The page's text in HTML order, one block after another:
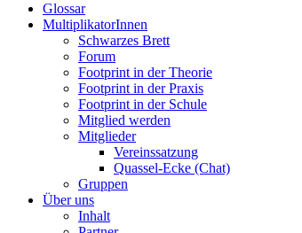
Glossar
MultiplikatorInnen
Schwarzes Brett
Forum
Footprint in der Theorie
Footprint in der Praxis
Footprint in der Schule
Mitglied werden
Mitglieder
Vereinssatzung
Quassel-Ecke (Chat)
Gruppen
Über uns
Inhalt